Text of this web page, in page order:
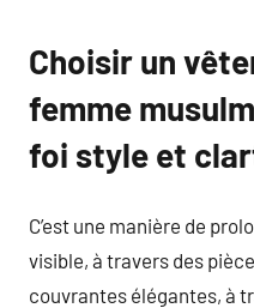
Choisir un
femme
foi style et
C’est une manière de
visible, à travers des
couvrantes élégantes, à